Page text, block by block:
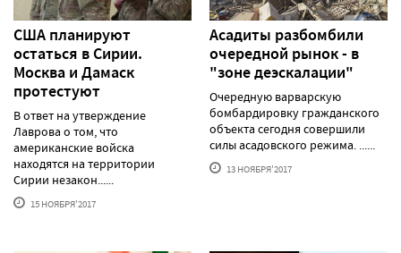
США планируют
остаться в Сирии.
Москва и Дамаск
протестуют
В ответ на утверждение
Лаврова о том, что
американские войска
находятся на территории
Сирии незакон......
15 НОЯБРЯ'2017
Асадиты разбомбили
очередной рынок - в
"зоне деэскалации"
Очередную варварскую
бомбардировку гражданского
объекта сегодня совершили
силы асадовского режима. ......
13 НОЯБРЯ'2017